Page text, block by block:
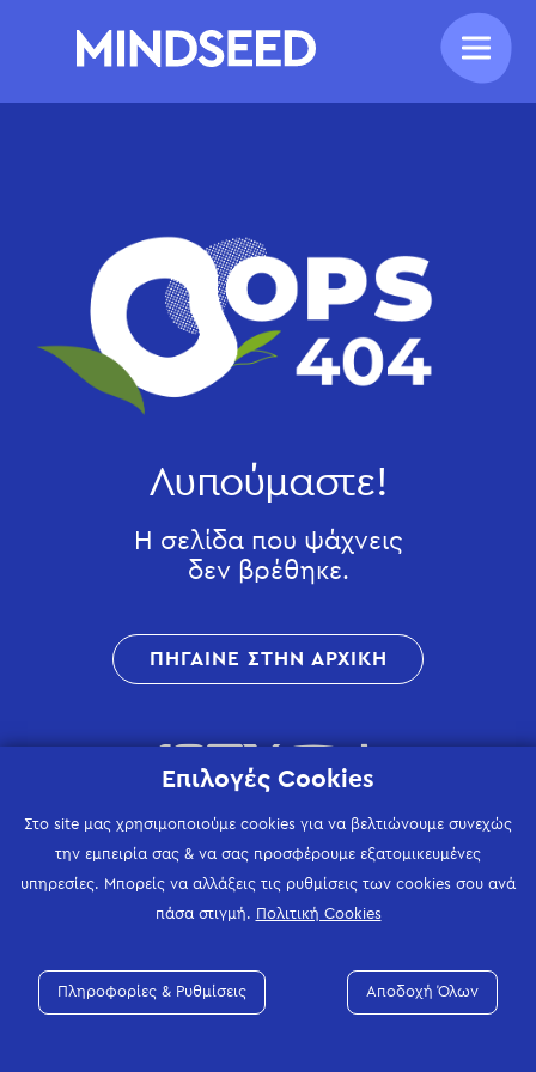
Λυπούμαστε!
Η σελίδα που ψάχνεις
δεν βρέθηκε.
ΠΗΓΑΙΝΕ ΣΤΗΝ ΑΡΧΙΚΗ
Επιλογές Cookies
Στο site μας χρησιμοποιούμε cookies για να βελτιώνουμε συνεχώς
την εμπειρία σας & να σας προσφέρουμε εξατομικευμένες
υπηρεσίες. Μπορείς να αλλάξεις τις ρυθμίσεις των cookies σου ανά
πάσα στιγμή. Πολιτική Cookies
Πληροφορίες & Ρυθμίσεις Αποδοχή Όλων